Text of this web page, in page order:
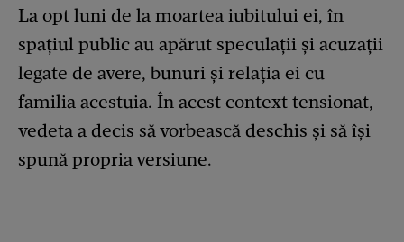
La opt luni de la moartea iubitului ei, în
spațiul public au apărut speculații și acuzații
legate de avere, bunuri și relația ei cu
familia acestuia. În acest context tensionat,
vedeta a decis să vorbească deschis și să își
spună propria versiune.